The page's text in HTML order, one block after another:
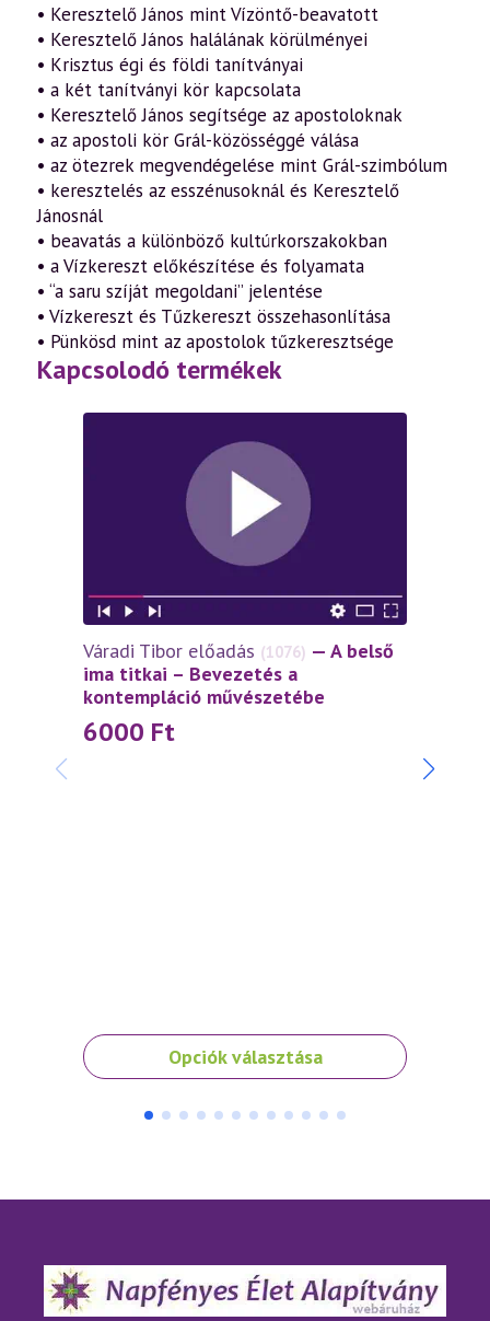
• Keresztelő János mint Vízöntő-beavatott
• Keresztelő János halálának körülményei
• Krisztus égi és földi tanítványai
• a két tanítványi kör kapcsolata
• Keresztelő János segítsége az apostoloknak
• az apostoli kör Grál-közösséggé válása
• az ötezrek megvendégelése mint Grál-szimbólum
• keresztelés az esszénusoknál és Keresztelő
Jánosnál
• beavatás a különböző kultúrkorszakokban
• a Vízkereszt előkészítése és folyamata
• “a saru szíját megoldani” jelentése
• Vízkereszt és Tűzkereszt összehasonlítása
• Pünkösd mint az apostolok tűzkeresztsége
Kapcsolodó termékek
Váradi Tibor előadás (1076) — A belső
ima titkai – Bevezetés a
kontempláció művészetébe
6000 Ft
Opciók választása
Ennek
a
A
termékoldalon
választhatók